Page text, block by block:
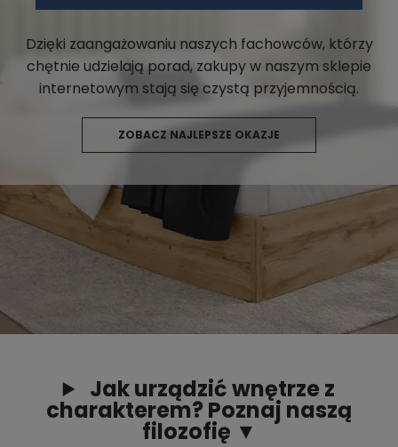
Dzięki zaangażowaniu naszych fachowców, którzy
chętnie udzielają porad, zakupy w naszym sklepie
internetowym stają się czystą przyjemnością.
ZOBACZ NAJLEPSZE OKAZJE
Jak urządzić wnętrze z
charakterem? Poznaj naszą
filozofię ▼